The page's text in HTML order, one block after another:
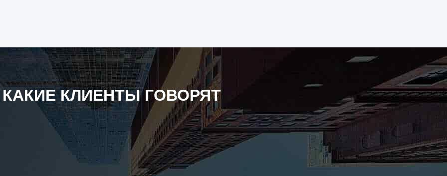
КАКИЕ КЛИЕНТЫ ГОВОРЯТ